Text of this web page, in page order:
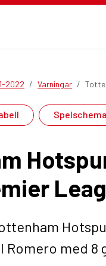
2022 Varningar
Romero med 8